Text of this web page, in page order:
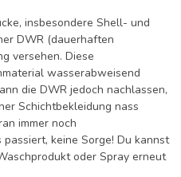
insbesondere Shell- und
DWR (dauerhaften
versehen. Diese
wasserabweisend
die DWR jedoch nachlassen,
Schichtbekleidung nass
immer noch
keine Sorge! Du kannst
oder Spray erneut